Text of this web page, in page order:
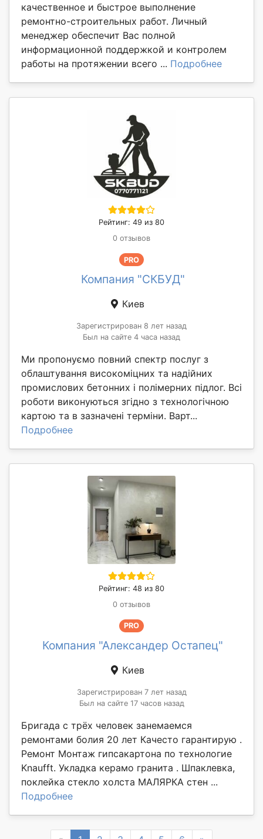
качественное и быстрое выполнение
ремонтно-строительных работ. Личный
менеджер обеспечит Вас полной
информационной поддержкой и контролем
работы на протяжении всего ... Подробнее
Рейтинг: 49 из 80
0 отзывов
PRO
Компания "СКБУД"
Киев
Зарегистрирован 8 лет назад
Был на сайте 4 часа назад
Ми пропонуємо повний спектр послуг з
облаштування високоміцних та надійних
промислових бетонних і полімерних підлог. Всі
роботи виконуються згідно з технологічною
картою та в зазначені терміни. Варт...
Подробнее
Рейтинг: 48 из 80
0 отзывов
PRO
Компания "Александер Остапец"
Киев
Зарегистрирован 7 лет назад
Был на сайте 17 часов назад
Бригада с трёх человек занемаемся
ремонтами болия 20 лет Качесто гарантирую .
Ремонт Монтаж гипсакартона по технологие
Knaufft. Укладка керамо гранита . Шпаклевка,
поклейка стекло холста МАЛЯРКА стен ...
Подробнее